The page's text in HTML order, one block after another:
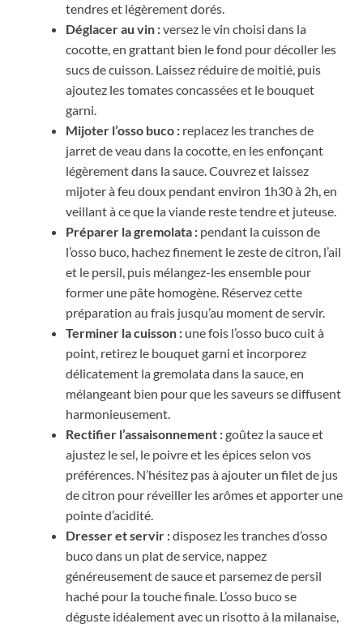
tendres et légèrement dorés.
Déglacer au vin :versez le vin choisi dans la
cocotte, en grattant bien le fond pour décoller les
sucs de cuisson. Laissez réduire de moitié, puis
ajoutez les tomates concassées et le bouquet
garni.
Mijoter l’osso buco : replacez les tranches de
jarret de veau dans la cocotte, en les enfonçant
légèrement dans la sauce. Couvrez et laissez
mijoter à feu doux pendant environ 1h30 à 2h, en
veillant à ce que la viande reste tendre et juteuse.
Préparer la gremolata : pendant la cuisson de
l’osso buco, hachez finement le zeste de citron, l’ail
et le persil, puis mélangez-les ensemble pour
former une pâte homogène. Réservez cette
préparation au frais jusqu’au moment de servir.
Terminer la cuisson : une fois l’osso buco cuit à
point, retirez le bouquet garni et incorporez
délicatement la gremolata dans la sauce, en
mélangeant bien pour que les saveurs se diffusent
harmonieusement.
Rectifier l’assaisonnement :goûtez la sauce et
ajustez le sel, le poivre et les épices selon vos
préférences. N’hésitez pas à ajouter un filet de jus
de citron pour réveiller les arômes et apporter une
pointe d’acidité.
Dresser et servir :disposez les tranches d’osso
buco dans un plat de service, nappez
généreusement de sauce et parsemez de persil
haché pour la touche finale. L’osso buco se
déguste idéalement avec un risotto à la milanaise,